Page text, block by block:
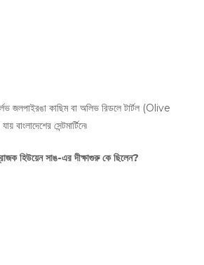
জলপাইরঙা কাছিম বা অলিভ রিডলে টার্টল (Olive
সেন্টমার্টিনে৷
হিউয়েন সাঙ-এর দীক্ষাগুরু কে ছিলেন?